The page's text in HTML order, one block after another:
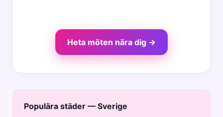
Heta möten nära dig →
Populära städer — Sverige